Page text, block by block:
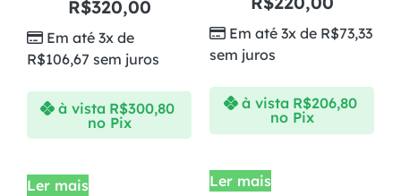
R$320,00
Em até 3x de
R$106,67 sem juros
à vista R$300,80
no Pix
Ler mais
Em até 3x de R$73,33
sem juros
à vista R$206,80
no Pix
Ler mais